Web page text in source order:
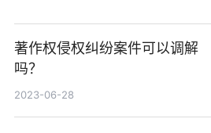
著作权侵权纠纷案件可以调解
吗？
2023-06-28